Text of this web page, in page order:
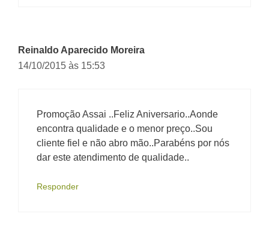
Reinaldo Aparecido Moreira
14/10/2015 às 15:53
Promoção Assai ..Feliz Aniversario..Aonde
encontra qualidade e o menor preço..Sou
cliente fiel e não abro mão..Parabéns por nós
dar este atendimento de qualidade..
Responder